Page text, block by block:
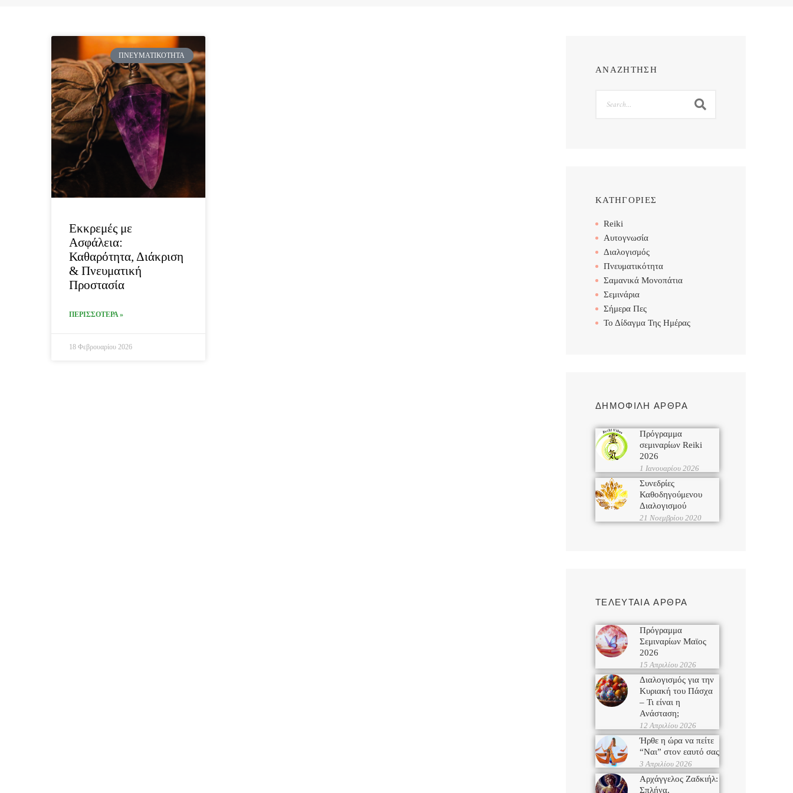
ΠΝΕΥΜΑΤΙΚΌΤΗΤΑ
Εκκρεμές με
Ασφάλεια:
Καθαρότητα, Διάκριση
& Πνευματική
Προστασία
ΠΕΡΙΣΣΟΤΕΡΑ »
18 Φεβρουαρίου 2026
ΑΝΑΖΗΤΗΣΗ
ΚΑΤΗΓΟΡΙΕΣ
Reiki
Αυτογνωσία
Διαλογισμός
Πνευματικότητα
Σαμανικά Μονοπάτια
Σεμινάρια
Σήμερα Πες
Το Δίδαγμα Της Ημέρας
ΔΗΜΟΦΙΛΗ ΑΡΘΡΑ
Πρόγραμμα
σεμιναρίων Reiki
2026
1 Ιανουαρίου 2026
Συνεδρίες
Καθοδηγούμενου
Διαλογισμού
21 Νοεμβρίου 2020
ΤΕΛΕΥΤΑΙΑ ΑΡΘΡΑ
Πρόγραμμα
Σεμιναρίων Μαϊος
2026
15 Απριλίου 2026
Διαλογισμός για την
Κυριακή του Πάσχα
– Τι είναι η
Ανάσταση;
12 Απριλίου 2026
Ήρθε η ώρα να πείτε
“Ναι” στον εαυτό σας
3 Απριλίου 2026
Αρχάγγελος Ζαδκιήλ:
Σπλήνα,